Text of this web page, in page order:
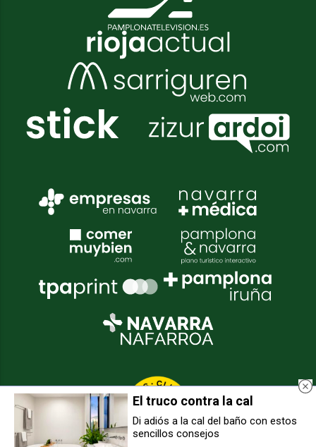
El truco contra la cal
Di adiós a la cal del baño con estos
sencillos consejos